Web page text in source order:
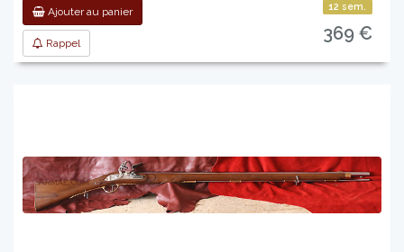
Ajouter au panier
Rappel
12 sem.
369 €